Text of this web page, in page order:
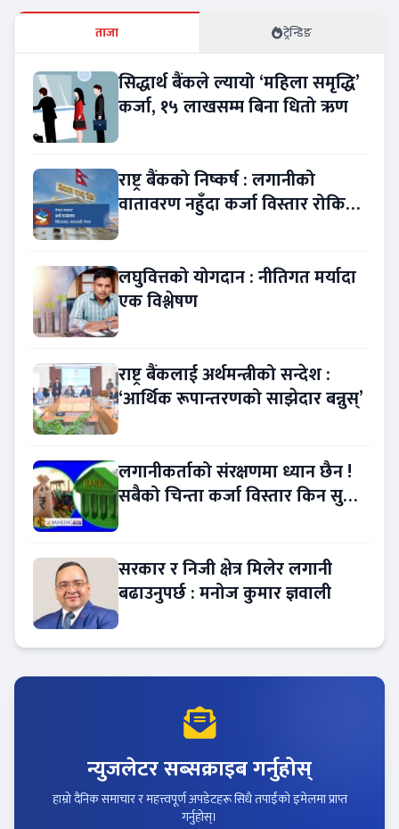
ताजा ट्रेन्डिङ
सिद्धार्थ बैंकले ल्यायो ‘महिला समृद्धि’
कर्जा, १५ लाखसम्म बिना धितो ऋण
राष्ट्र बैंकको निष्कर्ष : लगानीको
वातावरण नहुँदा कर्जा विस्तार रोकियो
लघुवित्तको योगदान : नीतिगत मर्यादा
एक विश्लेषण
राष्ट्र बैंकलाई अर्थमन्त्रीको सन्देश :
‘आर्थिक रूपान्तरणको साझेदार बन्नुस्’
लगानीकर्ताको संरक्षणमा ध्यान छैन !
सबैको चिन्ता कर्जा विस्तार किन सुस्त
सरकार र निजी क्षेत्र मिलेर लगानी
बढाउनुपर्छ : मनोज कुमार ज्ञवाली
न्युजलेटर सब्सक्राइब गर्नुहोस्
हाम्रो दैनिक समाचार र महत्त्वपूर्ण अपडेटहरू सिधै तपाईंको इमेलमा प्राप्त
गर्नुहोस्।